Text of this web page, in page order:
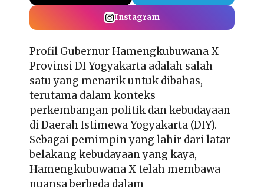
Instagram
Profil Gubernur Hamengkubuwana X
Provinsi DI Yogyakarta adalah salah
satu yang menarik untuk dibahas,
terutama dalam konteks
perkembangan politik dan kebudayaan
di Daerah Istimewa Yogyakarta (DIY).
Sebagai pemimpin yang lahir dari latar
belakang kebudayaan yang kaya,
Hamengkubuwana X telah membawa
nuansa berbeda dalam